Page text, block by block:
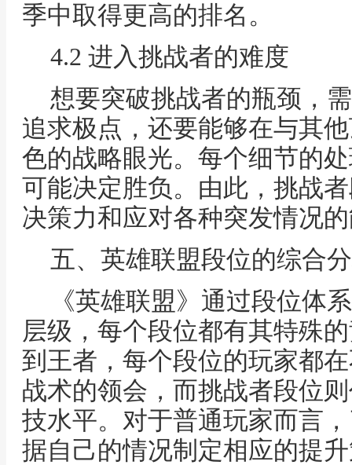
季中取得更高的排名。
4.2 进入挑战者的难度
想要突破挑战者的瓶颈，
追求极点，还要能够在与其
色的战略眼光。每个细节的
可能决定胜负。由此，挑战
决策力和应对各种突发情况
五、英雄联盟段位的综合
《英雄联盟》通过段位体
层级，每个段位都有其特殊
到王者，每个段位的玩家都
战术的领会，而挑战者段位
技水平。对于普通玩家而言
据自己的情况制定相应的提